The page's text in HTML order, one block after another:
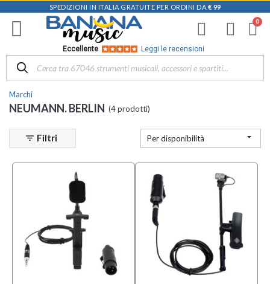
SPEDIZIONI IN ITALIA GRATUITE PER ORDINI DA € 99
Eccellente Leggi le recensioni
Marchi
NEUMANN. BERLIN (4 prodotti)
Filtra
i
risultati
Disponibile
in
Negozio
| Altavilla
Vicentina
Strumenti
(3)
Microfoni
filter_list Filtri Per disponibilità 